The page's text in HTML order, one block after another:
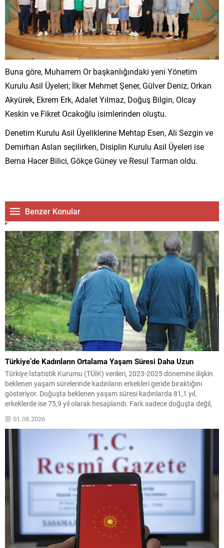
Buna göre, Muharrem Or başkanlığındaki yeni Yönetim
Kurulu Asil Üyeleri; İlker Mehmet Şener, Gülver Deniz, Orkan
Akyürek, Ekrem Erk, Adalet Yılmaz, Doğuş Bilgin, Olcay
Keskin ve Fikret Ocakoğlu isimlerinden oluştu.
Denetim Kurulu Asil Üyeliklerine Mehtap Esen, Ali Sezgin ve
Demirhan Aslan seçilirken, Disiplin Kurulu Asil Üyeleri ise
Berna Hacer Bilici, Gökçe Güney ve Resul Tarman oldu.
Benzer Konular
Türkiye’de Kadınların Ortalama Yaşam Süresi Daha Uzun
Türkiye İstatistik Kurumu (TÜİK) verileri, 2023-2025 dönemine ilişkin
beklenen yaşam sürelerinde kadınların erkekleri geride bıraktığını
gösteriyor. Doğuşta beklenen yaşam süresi kadınlarda 81,1 yıl,
erkeklerde ise 75,9 yıl olarak hesaplandı. Fark sadece doğuşta değil,
tüm yaş gruplarında kendini hissettiriyor. Örneğin 15 yaşındaki bir kız
çocuğunun ortalama 67,3 yıl daha yaşaması beklenirken,...
01.08.2026